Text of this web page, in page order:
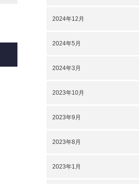
2024年12月
2024年5月
2024年3月
2023年10月
2023年9月
2023年8月
2023年1月